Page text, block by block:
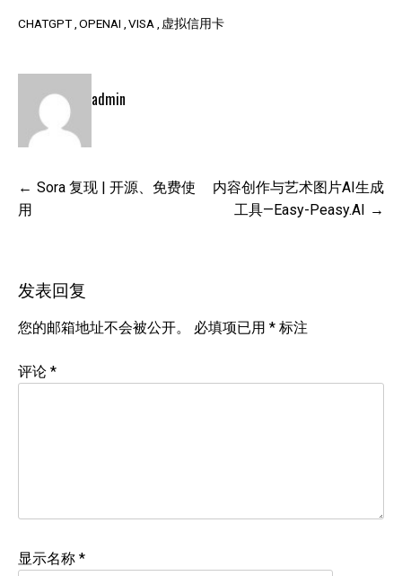
CHATGPT OPENAI VISA 虚拟信用卡
admin
文
章
Sora 复现 | 开源、免费使
用
内容创作与艺术图片AI生成
工具—Easy-Peasy.AI
发表回复
您的邮箱地址不会被公开。 必填项已用 * 标注
评论 *
显示名称 *